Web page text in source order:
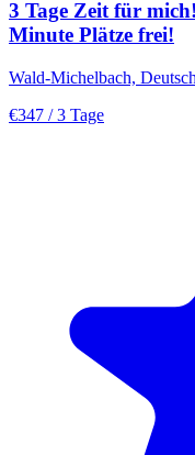
3 Tage Zeit für
Minute Plätze frei!
Wald-Michelbach,
€347 / 3 Tage